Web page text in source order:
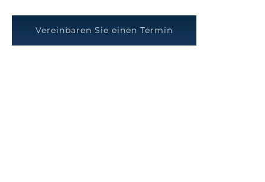
Vereinbaren Sie einen Termin